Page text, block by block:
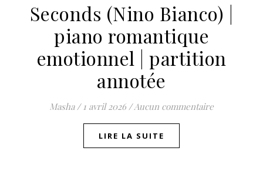
Seconds (Nino Bianco) |
piano romantique
emotionnel | partition
annotée
Masha / 1 avril 2026 /Aucun commentaire
LIRE LA SUITE